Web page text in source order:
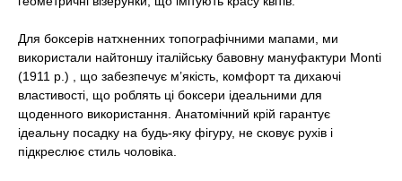
Для боксерів натхненних топографічними мапами, ми
використали найтоншу італійську бавовну мануфактури Monti
(1911 р.) , що забезпечує м’якість, комфорт та дихаючі
властивості, що роблять ці боксери ідеальними для
щоденного використання. Анатомічний крій гарантує
ідеальну посадку на будь-яку фігуру, не сковує рухів і
підкреслює стиль чоловіка.